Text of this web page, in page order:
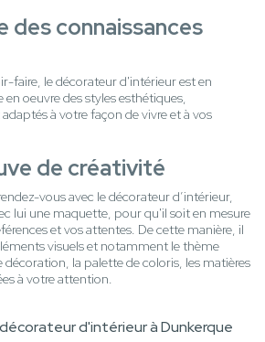
des connaissances
faire, le décorateur d'intérieur est en
en oeuvre des styles esthétiques,
à votre façon de vivre et à vos
de créativité
vous avec le décorateur d’intérieur,
lui une maquette, pour qu'il soit en mesure
et vos attentes. De cette manière, il
visuels et notamment le thème
la palette de coloris, les matières
à votre attention.
d'intérieur à Dunkerque